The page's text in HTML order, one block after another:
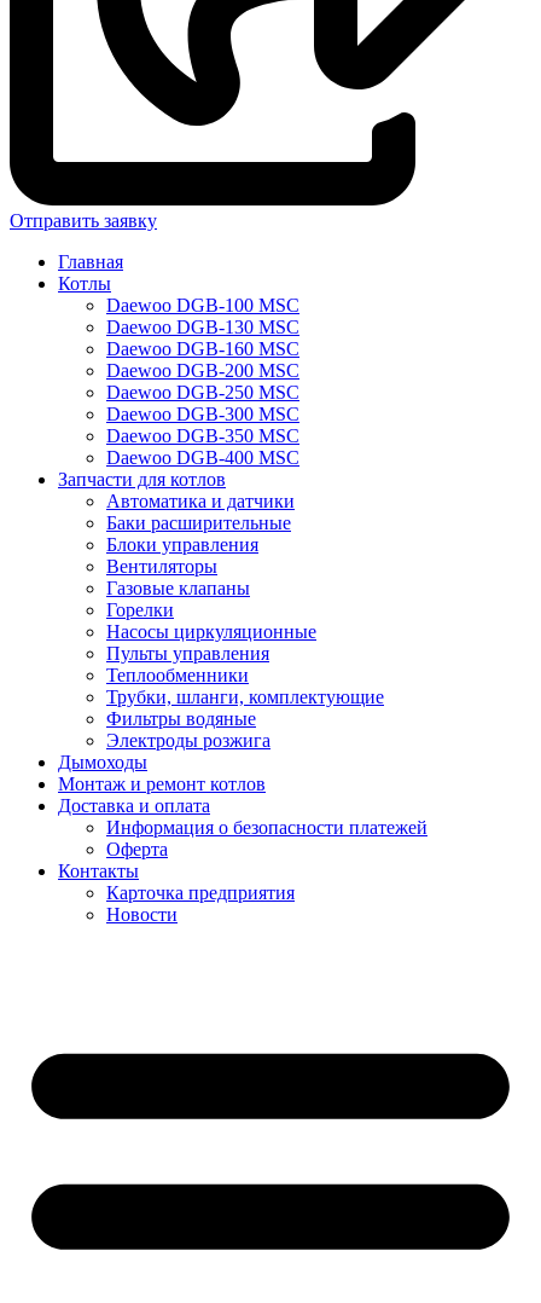
Отправить заявку
Главная
Котлы
Daewoo DGB-100 MSC
Daewoo DGB-130 MSC
Daewoo DGB-160 MSC
Daewoo DGB-200 MSC
Daewoo DGB-250 MSC
Daewoo DGB-300 MSC
Daewoo DGB-350 MSC
Daewoo DGB-400 MSC
Запчасти для котлов
Автоматика и датчики
Баки расширительные
Блоки управления
Вентиляторы
Газовые клапаны
Горелки
Насосы циркуляционные
Пульты управления
Теплообменники
Трубки, шланги, комплектующие
Фильтры водяные
Электроды розжига
Дымоходы
Монтаж и ремонт котлов
Доставка и оплата
Информация о безопасности платежей
Оферта
Контакты
Карточка предприятия
Новости